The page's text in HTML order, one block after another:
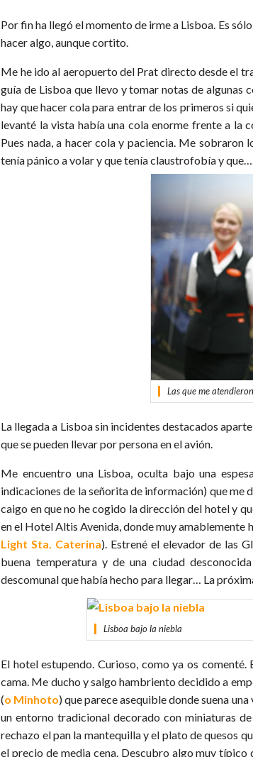
Por fin ha llegó el momento de irme a Lisboa. Es
hacer algo, aunque cortito.
Me he ido al aeropuerto del Prat directo desde el
guía de Lisboa que llevo y tomar notas de algunas
hay que hacer cola para entrar de los primeros si
levanté la vista había una cola enorme frente a la
Pues nada, a hacer cola y paciencia. Me
tenía pánico a volar y que tenía claustrofobía y
Las que me
La llegada a Lisboa sin incidentes destacados
que se pueden llevar por persona en el avión.
Me encuentro una Lisboa, oculta bajo una
indicaciones de la señorita de información) que me
caigo en que no he cogido la dirección del hotel y
en el Hotel Altis Avenida, donde muy amablemente
Light Sta. Caterina). Estrené el elevador de las
buena temperatura y de una ciudad
descomunal que había hecho para llegar… La
Lisboa bajo la niebla
El hotel estupendo. Curioso, como ya os
cama. Me ducho y salgo hambriento decidido a
(o Minhoto) que parece asequible donde suena
un entorno tradicional decorado con miniaturas
rechazo el pan la mantequilla y el plato de quesos
el precio de media cena. Descubro algo muy típico